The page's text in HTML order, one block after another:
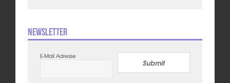
Newsletter
E-Mail Adresse
Submit